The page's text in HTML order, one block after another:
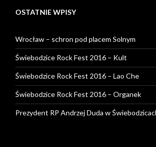
OSTATNIE WPISY
Wrocław – schron pod placem Solnym
Świebodzice Rock Fest 2016 – Kult
Świebodzice Rock Fest 2016 – Lao Che
Świebodzice Rock Fest 2016 – Organek
Prezydent RP Andrzej Duda w